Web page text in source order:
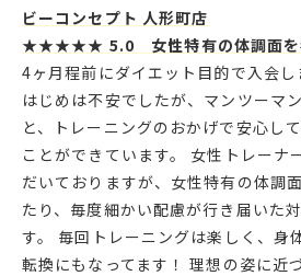
ビーコンセプト 人形町店
★★★★★ 5.0 女性特有の体調面を
4ヶ月程前にダイエット目的で入会
はじめは不安でしたが、マンツーマ
と、トレーニングのおかげで安心し
ことができています。 女性トレーナ
だいておりますが、女性特有の体調
たり、毎度細かい配慮が行き届いた
す。 毎回トレーニングは楽しく、身
転換にもなってます！ 理想の姿に近